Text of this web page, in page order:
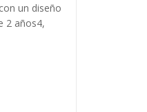
un diseño
2 años4,